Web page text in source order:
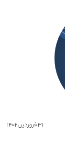
۳۱ فروردین ۱۴۰۲